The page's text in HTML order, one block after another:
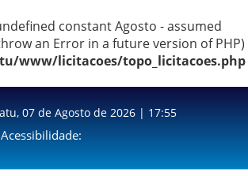
constant Agosto - assumed
an Error in a future version of PHP)
www/licitacoes/topo_licitacoes.php
07 de Agosto de 2026 | 17:55
Acessibilidade: